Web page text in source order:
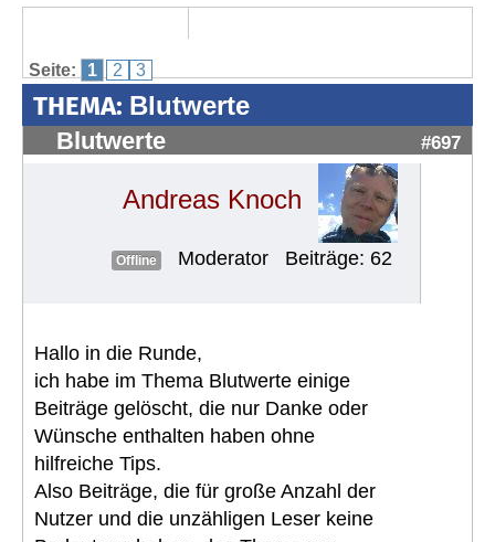
Seite: 1 2 3
THEMA: Blutwerte
Blutwerte #697
Andreas Knoch
Offline Moderator Beiträge: 62
Hallo in die Runde,
ich habe im Thema Blutwerte einige
Beiträge gelöscht, die nur Danke oder
Wünsche enthalten haben ohne
hilfreiche Tips.
Also Beiträge, die für große Anzahl der
Nutzer und die unzähligen Leser keine